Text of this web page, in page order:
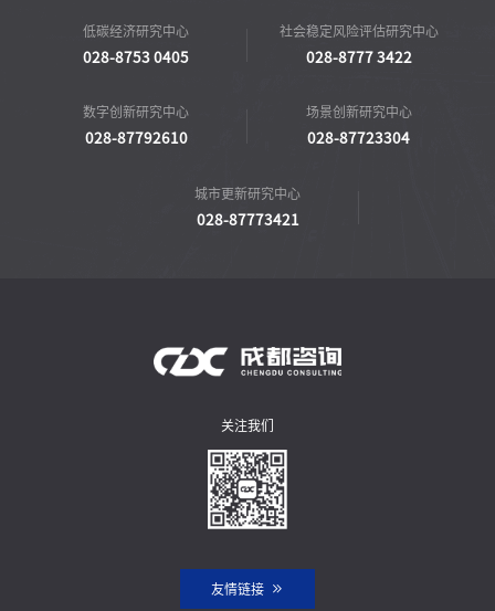
低碳经济研究中心
028-8753 0405
社会稳定风险评估研究中心
028-8777 3422
数字创新研究中心
028-87792610
场景创新研究中心
028-87723304
城市更新研究中心
028-87773421
关注我们
友情链接